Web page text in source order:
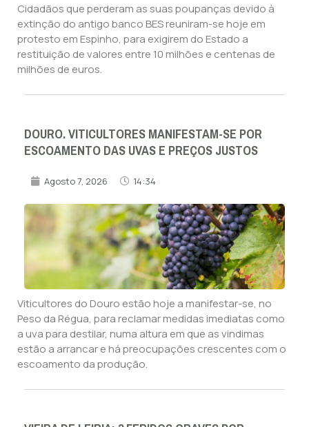
Cidadãos que perderam as suas poupanças devido à
extinção do antigo banco BES reuniram-se hoje em
protesto em Espinho, para exigirem do Estado a
restituição de valores entre 10 milhões e centenas de
milhões de euros.
DOURO. VITICULTORES MANIFESTAM-SE POR
ESCOAMENTO DAS UVAS E PREÇOS JUSTOS
Agosto 7, 2026 14:34
Viticultores do Douro estão hoje a manifestar-se, no
Peso da Régua, para reclamar medidas imediatas como
a uva para destilar, numa altura em que as vindimas
estão a arrancar e há preocupações crescentes com o
escoamento da produção.